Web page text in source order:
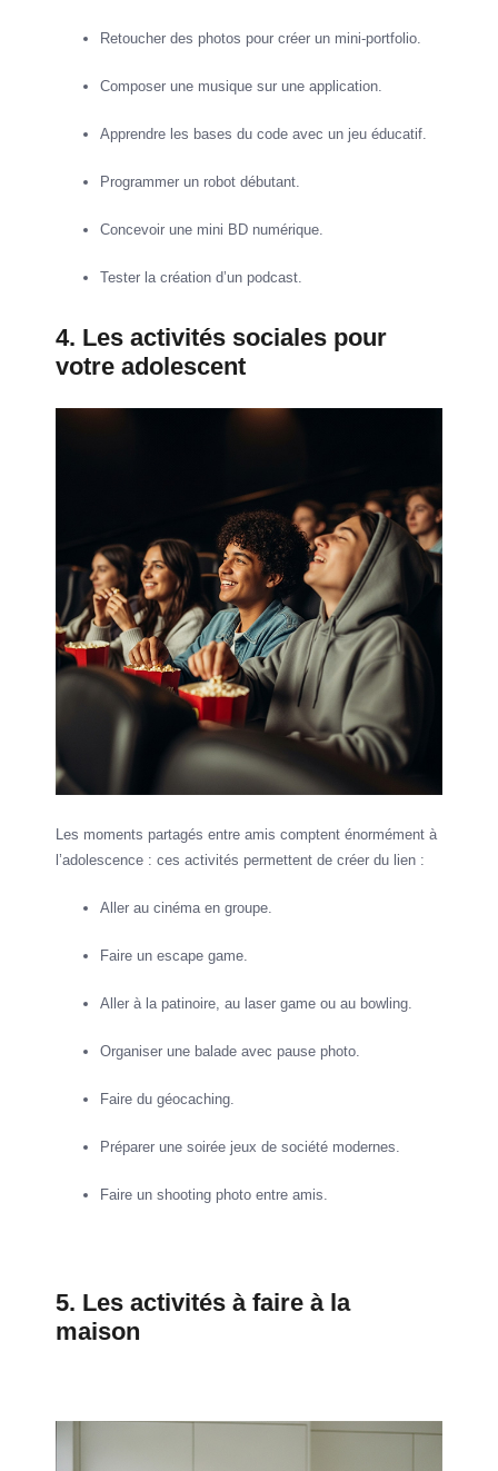
Retoucher des photos pour créer un mini-portfolio.
Composer une musique sur une application.
Apprendre les bases du code avec un jeu éducatif.
Programmer un robot débutant.
Concevoir une mini BD numérique.
Tester la création d’un podcast.
4. Les activités sociales pour
votre adolescent
Les moments partagés entre amis comptent énormément à
l’adolescence : ces activités permettent de créer du lien :
Aller au cinéma en groupe.
Faire un escape game.
Aller à la patinoire, au laser game ou au bowling.
Organiser une balade avec pause photo.
Faire du géocaching.
Préparer une soirée jeux de société modernes.
Faire un shooting photo entre amis.
5. Les activités à faire à la
maison